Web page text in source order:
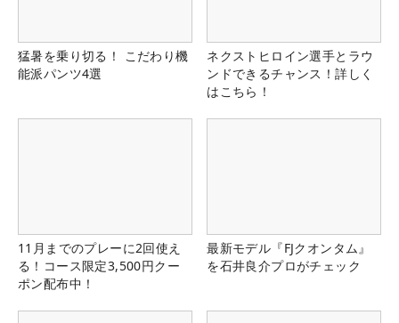
猛暑を乗り切る！ こだわり機
能派パンツ4選
ネクストヒロイン選手とラウ
ンドできるチャンス！詳しく
はこちら！
11月までのプレーに2回使え
る！コース限定3,500円クー
ポン配布中！
最新モデル『FJクオンタム』
を石井良介プロがチェック